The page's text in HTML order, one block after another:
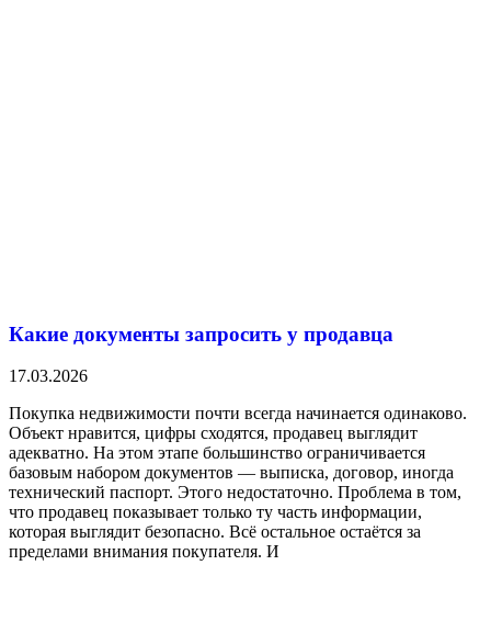
Какие документы запросить у продавца
17.03.2026
Покупка недвижимости почти всегда начинается одинаково.
Объект нравится, цифры сходятся, продавец выглядит
адекватно. На этом этапе большинство ограничивается
базовым набором документов — выписка, договор, иногда
технический паспорт. Этого недостаточно. Проблема в том,
что продавец показывает только ту часть информации,
которая выглядит безопасно. Всё остальное остаётся за
пределами внимания покупателя. И